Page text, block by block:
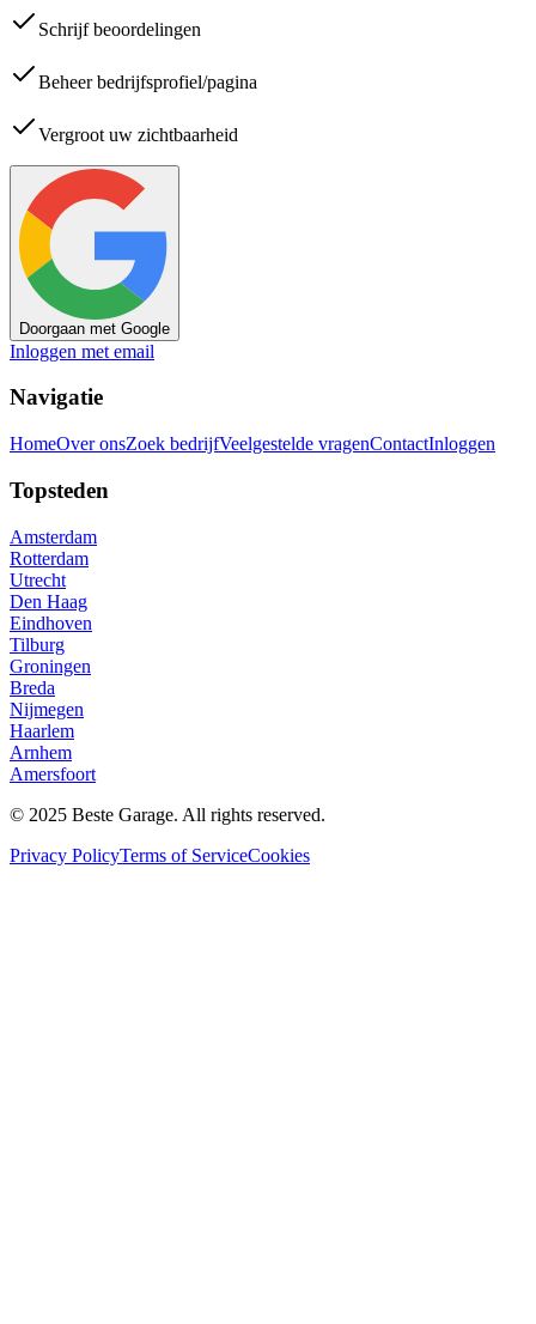
Schrijf beoordelingen
Beheer bedrijfsprofiel/pagina
Vergroot uw zichtbaarheid
Doorgaan met Google
Inloggen met email
Navigatie
HomeOver onsZoek bedrijfVeelgestelde vragenContactInloggen
Topsteden
Amsterdam
Rotterdam
Utrecht
Den Haag
Eindhoven
Tilburg
Groningen
Breda
Nijmegen
Haarlem
Arnhem
Amersfoort
© 2025 Beste Garage. All rights reserved.
Privacy PolicyTerms of ServiceCookies